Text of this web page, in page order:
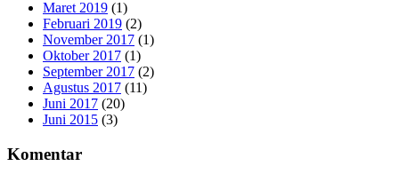
Maret 2019 (1)
Februari 2019 (2)
November 2017 (1)
Oktober 2017 (1)
September 2017 (2)
Agustus 2017 (11)
Juni 2017 (20)
Juni 2015 (3)
Komentar